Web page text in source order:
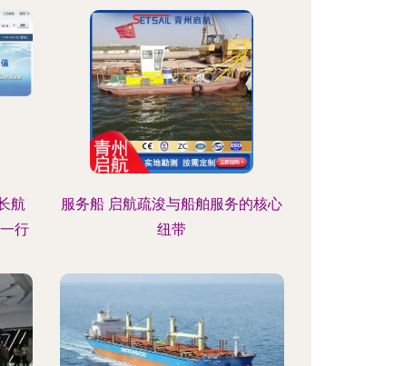
航
行
服务船 启航疏浚与船舶服务的核心
纽带